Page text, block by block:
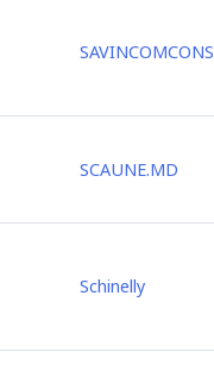
SAVINCOMCONS
SCAUNE.MD
Schinelly